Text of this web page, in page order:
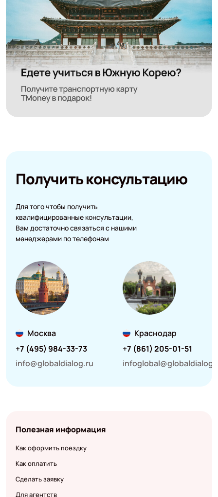
Получить консультацию
Для того чтобы получить
квалифицированные консультации,
Вам достаточно связаться с нашими
менеджерами по телефонам
Москва
+7 (495) 984-33-73
info@globaldialog.ru
Краснодар
+7 (861) 205-01-51
Полезная информация
Как оформить поездку
Как оплатить
Сделать заявку
Для агентств